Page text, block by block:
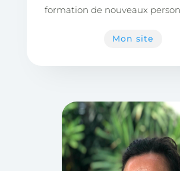
formation de nouveaux
Mon site